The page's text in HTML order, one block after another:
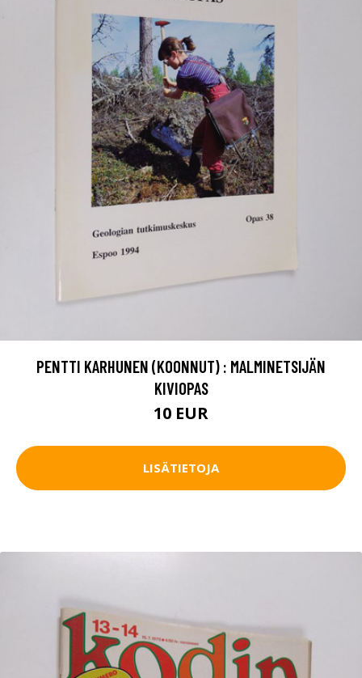
PENTTI KARHUNEN (KOONNUT) : MALMINETSIJÄN
KIVIOPAS
10 EUR
LISÄTIETOJA